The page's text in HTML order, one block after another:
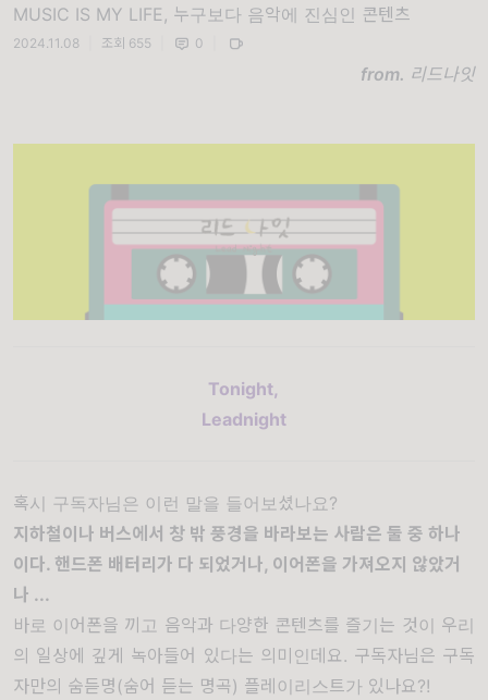
MUSIC IS MY LIFE, 누구보다 음악에 진심인 콘텐츠
2024.11.08 조회 655 0
from. 리드나잇
Tonight,
Leadnight
혹시 구독자님은 이런 말을 들어보셨나요?
지하철이나 버스에서 창 밖 풍경을 바라보는 사람은 둘 중 하나
이다. 핸드폰 배터리가 다 되었거나, 이어폰을 가져오지 않았거
나 ...
바로 이어폰을 끼고 음악과 다양한 콘텐츠를 즐기는 것이 우리
의 일상에 깊게 녹아들어 있다는 의미인데요. 구독자님은 구독
자만의 숨듣명(숨어 듣는 명곡) 플레이리스트가 있나요?!